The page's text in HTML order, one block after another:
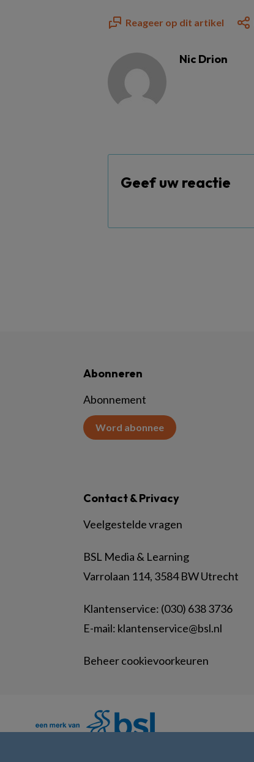
Reageer op dit artikel
Nic Drion
Geef uw reactie
Abonneren
Abonnement
Word abonnee
Contact & Privacy
Veelgestelde vragen
BSL Media & Learning
Varrolaan 114, 3584 BW Utrecht
Klantenservice: (030) 638 3736
E-mail: klantenservice@bsl.nl
Beheer cookievoorkeuren